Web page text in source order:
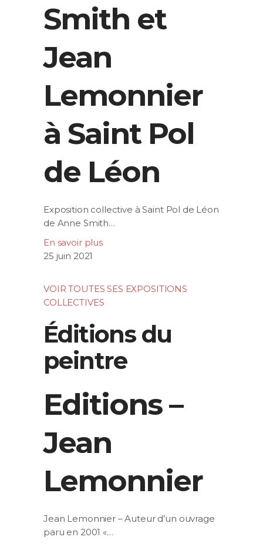
Smith et
Jean
Lemonnier
à Saint Pol
de Léon
Exposition collective à Saint Pol de Léon
de Anne Smith…
En savoir plus
25 juin 2021
VOIR TOUTES SES EXPOSITIONS
COLLECTIVES
Éditions du
peintre
Editions –
Jean
Lemonnier
Jean Lemonnier – Auteur d’un ouvrage
paru en 2001 «…